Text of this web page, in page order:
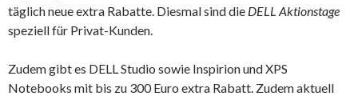
täglich neue extra Rabatte. Diesmal sind die DELL Aktionstage
speziell für Privat-Kunden.
Zudem gibt es DELL Studio sowie Inspirion und XPS
Notebooks mit bis zu 300 Euro extra Rabatt. Zudem aktuell